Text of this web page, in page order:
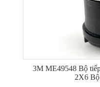
3M ME49548 Bộ
2X6